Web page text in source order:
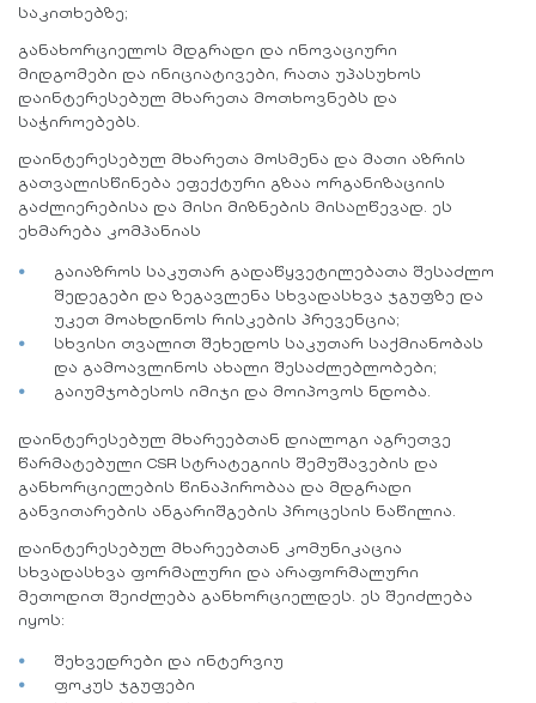
საკითხებზე;
განახორციელოს მდგრადი და ინოვაციური
მიდგომები და ინიციატივები, რათა უპასუხოს
დაინტერესებულ მხარეთა მოთხოვნებს და
საჭიროებებს.
დაინტერესებულ მხარეთა მოსმენა და მათი აზრის
გათვალისწინება ეფექტური გზაა ორგანიზაციის
გაძლიერებისა და მისი მიზნების მისაღწევად. ეს
ეხმარება კომპანიას
გაიაზროს საკუთარ გადაწყვეტილებათა შესაძლო
შედეგები და ზეგავლენა სხვადასხვა ჯგუფზე და
უკეთ მოახდინოს რისკების პრევენცია;
სხვისი თვალით შეხედოს საკუთარ საქმიანობას
და გამოავლინოს ახალი შესაძლებლობები;
გაიუმჯობესოს იმიჯი და მოიპოვოს ნდობა.
დაინტერესებულ მხარეებთან დიალოგი აგრეთვე
წარმატებული CSR სტრატეგიის შემუშავების და
განხორციელების წინაპირობაა და მდგრადი
განვითარების ანგარიშგების პროცესის ნაწილია.
დაინტერესებულ მხარეებთან კომუნიკაცია
სხვადასხვა ფორმალური და არაფორმალური
მეთოდით შეიძლება განხორციელდეს. ეს შეიძლება
იყოს:
შეხვედრები და ინტერვიუ
ფოკუს ჯგუფები